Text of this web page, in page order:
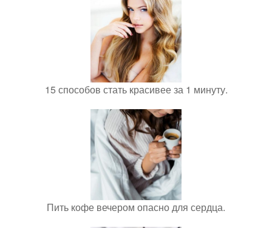
15 способов стать красивее за 1 минуту.
Пить кофе вечером опасно для сердца.